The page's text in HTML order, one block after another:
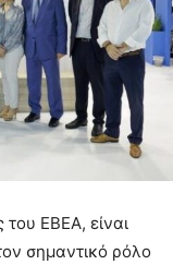
ΕΒΕΑ, είναι
σημαντικό ρόλο